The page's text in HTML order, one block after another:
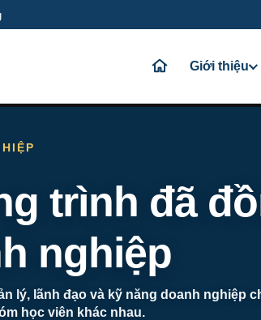
Giới thiệu
trình đã
nghiệp
lý, lãnh đạo và kỹ năng doanh nghiệp
học viên khác nhau.